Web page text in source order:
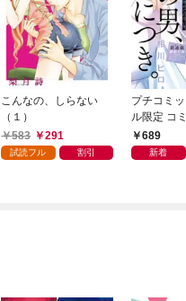
こんなの、しらない
（１）
583
291
試読フル 割引
プチコミ
ル限定 コ
読み特典
年9月号（
689
新着